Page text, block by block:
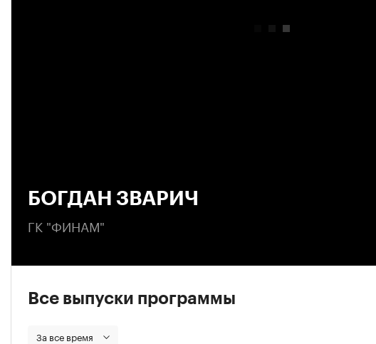
БОГДАН ЗВАРИЧ
ГК "ФИНАМ"
Все выпуски программы
За все время